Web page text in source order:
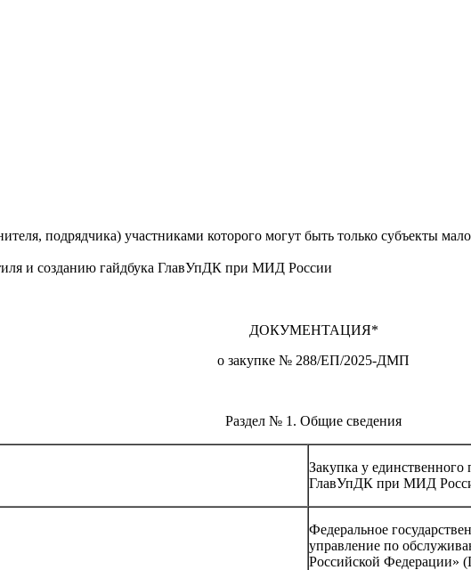
подрядчика) участниками которого могут быть только субъекты
и созданию гайдбука ГлавУпДК при МИД России
ДОКУМЕНТАЦИЯ*
о закупке № 288/ЕП/2025-ДМП
Раздел № 1. Общие сведения
Закупка у
ГлавУпДК при МИД
Федеральное
управление по
Российской